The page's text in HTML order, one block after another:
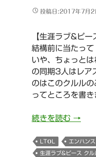
投稿日:2017年7月2
【生涯ラブ&ピ
結構前に当たっ
いや、ちょっと
の同期3人はレア
のはこのクルル
ってところを書き
続きを読む 803
→
LTOL エンハンス
生涯ラブ&ピース クル